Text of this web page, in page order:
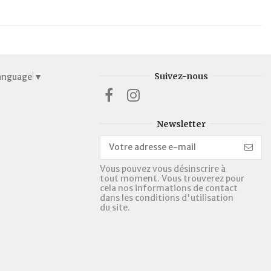
▼ Suivez-nous
Newsletter
Vous pouvez vous désinscrire à
tout moment. Vous trouverez pour
cela nos informations de contact
dans les conditions d'utilisation
du site.